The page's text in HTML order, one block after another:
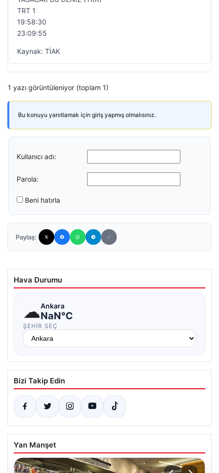
TRT 1
19:58:30
23:09:55
Kaynak: TİAK
1 yazı görüntüleniyor (toplam 1)
Bu konuyu yanıtlamak için giriş yapmış olmalısınız.
Kullanıcı adı:
Parola:
Beni hatırla
Paylaş:
Hava Durumu
☁Ankara
NaN°C
ŞEHIR SEÇ
Bizi Takip Edin
Yan Manşet